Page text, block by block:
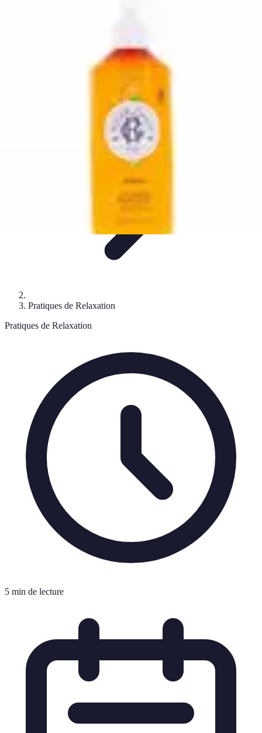
Relaxation Pour Tous
Pratiques de Relaxation
Pratiques de Relaxation
5 min de lecture